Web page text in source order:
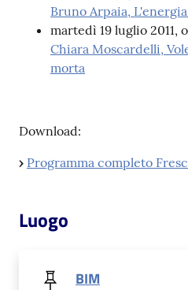
Eventi
Chiedi al
Orari
Bruno Arpaia,
martedì 19 luglio 2011,
Chiara Moscardelli,
morta
Download:
› Programma completo
Luogo
BIM